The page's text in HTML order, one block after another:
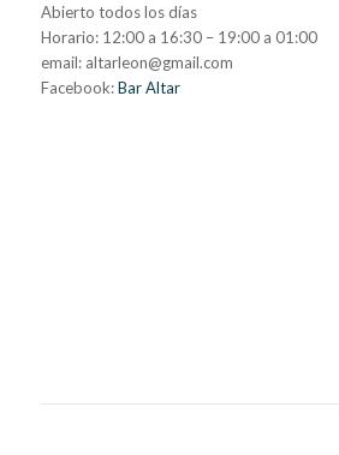
Abierto todos los días
Horario: 12:00 a 16:30 – 19:00 a 01:00
email: altarleon@gmail.com
Facebook:Bar Altar